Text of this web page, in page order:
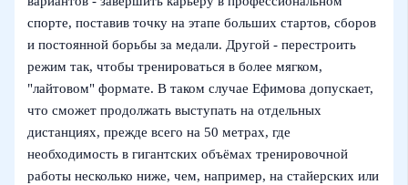
спорте, поставив точку на этапе больших стартов, сборов
и постоянной борьбы за медали. Другой - перестроить
режим так, чтобы тренироваться в более мягком,
"лайтовом" формате. В таком случае Ефимова допускает,
что сможет продолжать выступать на отдельных
дистанциях, прежде всего на 50 метрах, где
необходимость в гигантских объёмах тренировочной
работы несколько ниже, чем, например, на стайерских или